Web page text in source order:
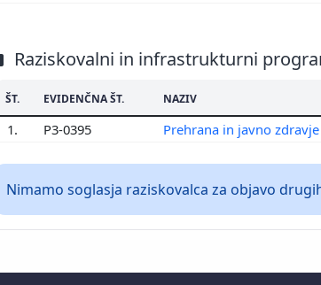
Raziskovalni in infrastrukturni
ŠT. EVIDENČNA ŠT. NAZIV
1. P3-0395 Prehrana in javno zdravje
Nimamo soglasja raziskovalca za objavo